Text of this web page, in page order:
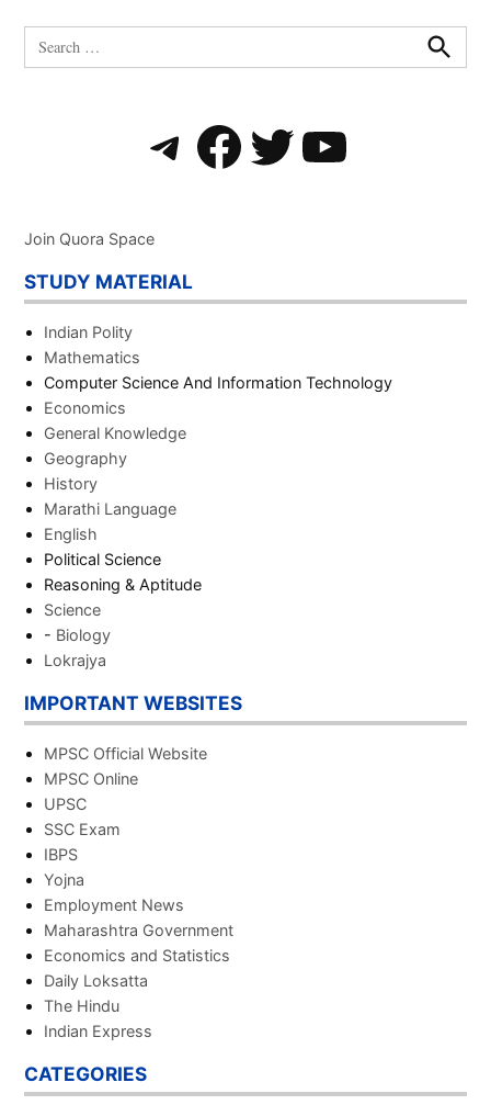
Search
for:
Search
Telegram
Facebook
Twitter
Join Quora Space
STUDY MATERIAL
Indian Polity
Mathematics
Computer Science And Information Technology
Economics
General Knowledge
Geography
History
Marathi Language
English
Political Science
Reasoning & Aptitude
Science
- Biology
Lokrajya
IMPORTANT WEBSITES
MPSC Official Website
MPSC Online
UPSC
SSC Exam
IBPS
Yojna
Employment News
Maharashtra Government
Economics and Statistics
Daily Loksatta
The Hindu
Indian Express
CATEGORIES